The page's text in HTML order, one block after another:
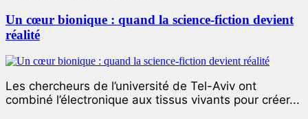
Un cœur bionique : quand la science-fiction devient
réalité
Les chercheurs de l’université de Tel-Aviv ont
combiné l’électronique aux tissus vivants pour créer...